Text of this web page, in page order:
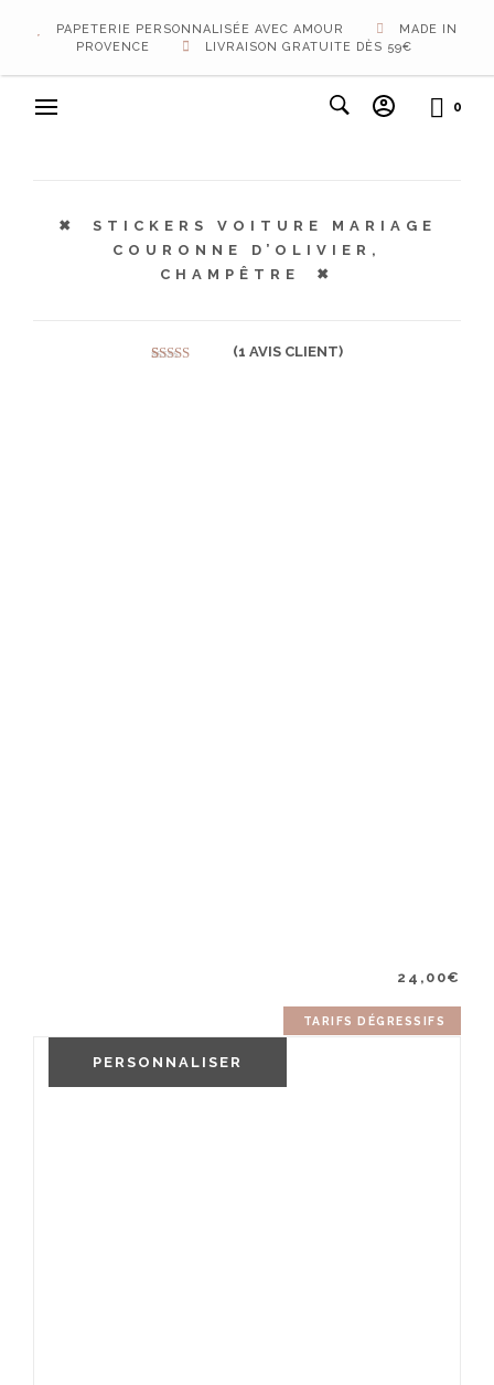
PAPETERIE PERSONNALISÉE AVEC AMOUR
MADE IN
PROVENCE
LIVRAISON GRATUITE DÈS 59€
0
STICKERS VOITURE MARIAGE
COURONNE D’OLIVIER,
CHAMPÊTRE
(1 AVIS CLIENT)
24,00€
TARIFS DÉGRESSIFS
PERSONNALISER